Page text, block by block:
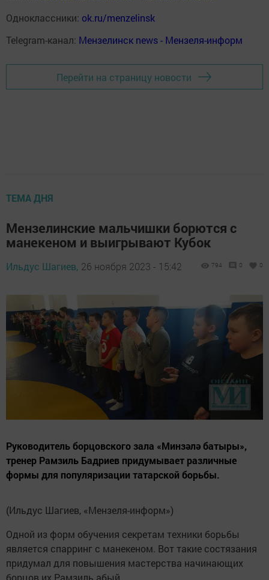
Одноклассники: ok.ru/menzelinsk
Telegram-канал: Мензелинск news - Мензеля-информ
Перейти на страницу новости
ТЕМА ДНЯ
Мензелинские мальчишки борются с
манекеном и выигрывают Кубок
Ильдус Шагиев, 26 ноября 2023 - 15:42 794 0 0
Руководитель борцовского зала «Минзәлә батыры»,
тренер Рамзиль Бадриев придумывает различные
формы для популяризации татарской борьбы.
(Ильдус Шагиев, «Мензеля-информ»)
Одной из форм обучения секретам техники борьбы
является спарринг с манекеном. Вот такие состязания
придумал для повышения мастерства начинающих
борцов их Рамзиль абый.